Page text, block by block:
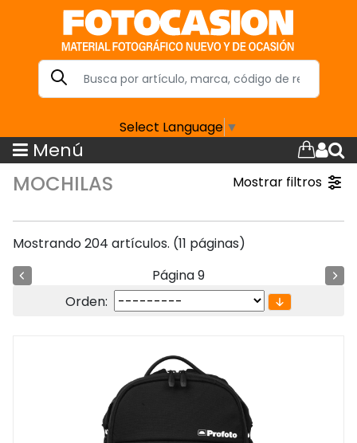
Select Language ▼
Menú
MOCHILAS Mostrar filtros
Mostrando 204 artículos. (11 páginas)
Página 9
Orden: